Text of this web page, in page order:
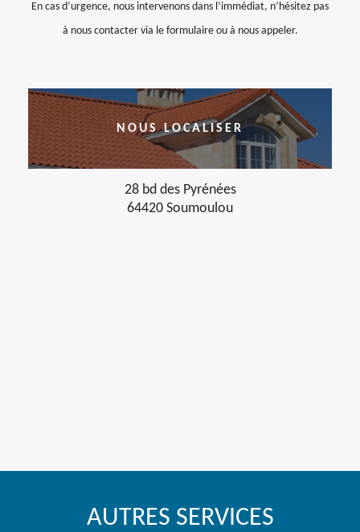
En cas d’urgence, nous intervenons dans l’immédiat, n’hésitez pas
à nous contacter via le formulaire ou à nous appeler.
NOUS LOCALISER
28 bd des Pyrénées
64420 Soumoulou
AUTRES SERVICES